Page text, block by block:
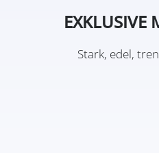
EXKLUSIVE
Stark, edel,